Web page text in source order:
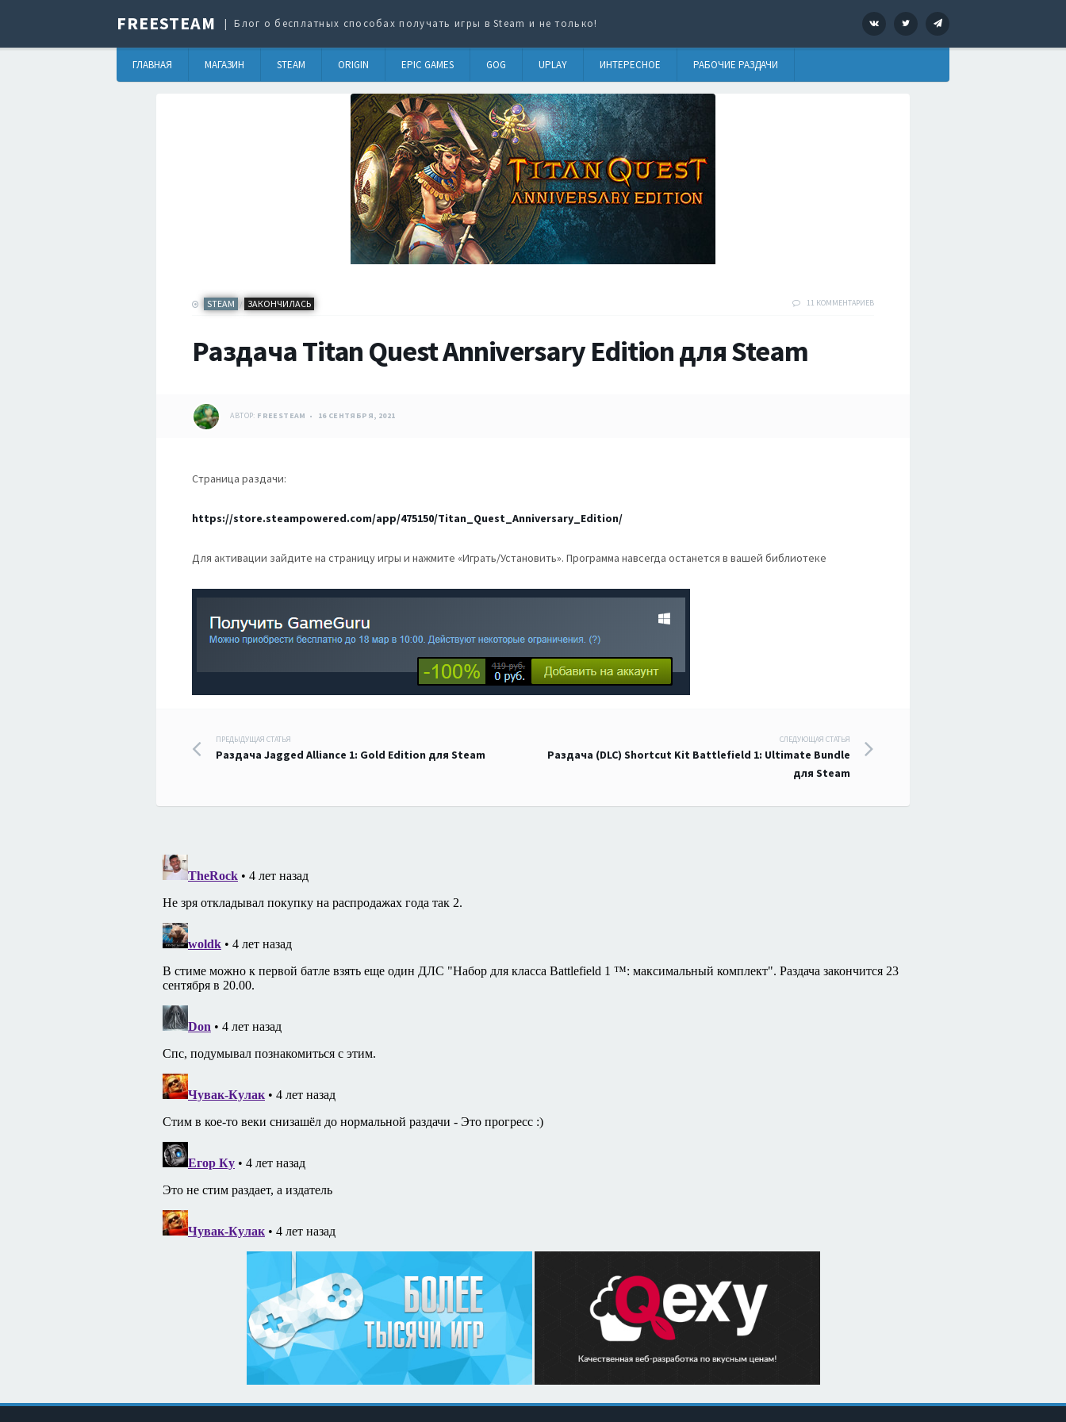
FREESTEAM Блог о бесплатных способах получать игры в Steam и не только! VK Twitter
ГЛАВНАЯ МАГАЗИН STEAM ORIGIN EPIC GAMES GOG UPLAY ИНТЕРЕСНОЕ РАБОЧИЕ РАЗДАЧИ
STEAM / ЗАКОНЧИЛАСЬ 11 КОММЕНТАРИЕВ
Раздача Titan Quest Anniversary Edition для Steam
АВТОР: FREESTEAM 16 СЕНТЯБРЯ, 2021
Страница раздачи:
https://store.steampowered.com/app/475150/Titan_Quest_Anniversary_Edition/
Для активации зайдите на страницу игры и нажмите «Играть/Установить». Программа навсегда останется в вашей библиотеке
Навигация
записям
ПРЕДЫДУЩАЯ СТАТЬЯ
Раздача Jagged Alliance 1: Gold Edition для Steam
СЛЕДУЮЩАЯ СТАТЬЯ
Раздача (DLC) Shortcut Kit Battlefield 1: Ultimate Bundle
для Steam